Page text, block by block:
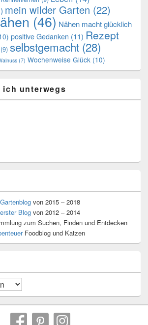
mein wilder Garten (22)
(46) Nähen macht glücklich
positive Gedanken (11) Rezept
(9) selbstgemacht (28)
(7) Wochenweise Glück (10)
unterwegs
von 2015 – 2018
Blogvon 2012 – 2014
zum Suchen, Finden und Entdecken
Foodblog und Katzen